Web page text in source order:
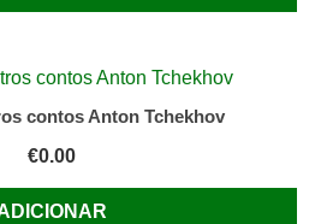
contos Anton Tchekhov
€0.00